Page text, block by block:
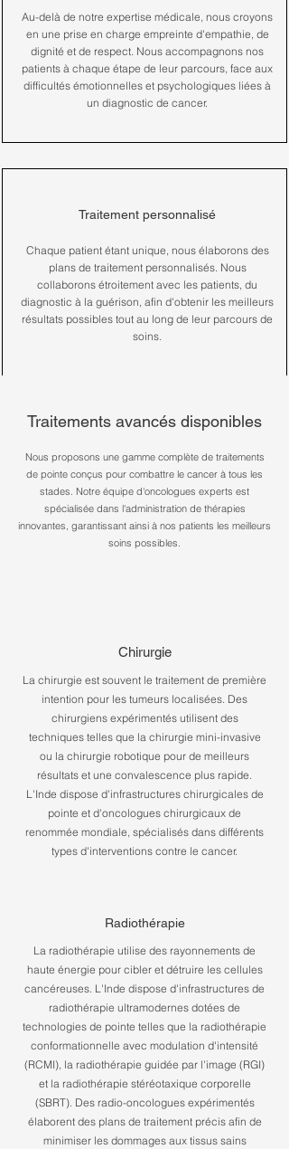
Au-delà de notre expertise médicale, nous croyons
en une prise en charge empreinte d'empathie, de
dignité et de respect. Nous accompagnons nos
patients à chaque étape de leur parcours, face aux
difficultés émotionnelles et psychologiques liées à
un diagnostic de cancer.
Traitement personnalisé
Chaque patient étant unique, nous élaborons des
plans de traitement personnalisés. Nous
collaborons étroitement avec les patients, du
diagnostic à la guérison, afin d'obtenir les meilleurs
résultats possibles tout au long de leur parcours de
soins.
Traitements avancés disponibles
Nous proposons une gamme complète de traitements
de pointe conçus pour combattre le cancer à tous les
stades. Notre équipe d'oncologues experts est
spécialisée dans l'administration de thérapies
innovantes, garantissant ainsi à nos patients les meilleurs
soins possibles.
Chirurgie
La chirurgie est souvent le traitement de première
intention pour les tumeurs localisées. Des
chirurgiens expérimentés utilisent des
techniques telles que la chirurgie mini-invasive
ou la chirurgie robotique pour de meilleurs
résultats et une convalescence plus rapide.
L'Inde dispose d'infrastructures chirurgicales de
pointe et d'oncologues chirurgicaux de
renommée mondiale, spécialisés dans différents
types d'interventions contre le cancer.
Radiothérapie
La radiothérapie utilise des rayonnements de
haute énergie pour cibler et détruire les cellules
cancéreuses. L'Inde dispose d'infrastructures de
radiothérapie ultramodernes dotées de
technologies de pointe telles que la radiothérapie
conformationnelle avec modulation d'intensité
(RCMI), la radiothérapie guidée par l'image (RGI)
et la radiothérapie stéréotaxique corporelle
(SBRT). Des radio-oncologues expérimentés
élaborent des plans de traitement précis afin de
minimiser les dommages aux tissus sains